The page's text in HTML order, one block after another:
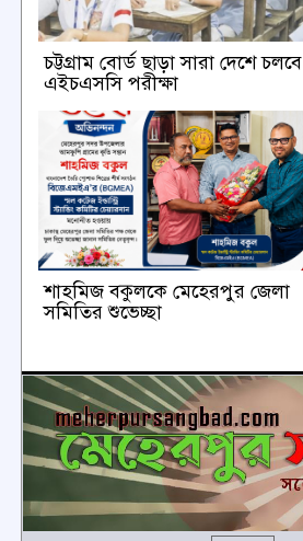
চট্টগ্রাম বোর্ড ছাড়া সারা দেশে চলবে
এইচএসসি পরীক্ষা
শাহমিজ বকুলকে মেহেরপুর জেলা
সমিতির শুভেচ্ছা